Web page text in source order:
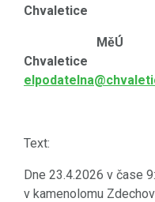
Chvaletice
MěÚ
Text:
Dne 23.4.2026 v čase
v kamenolomu